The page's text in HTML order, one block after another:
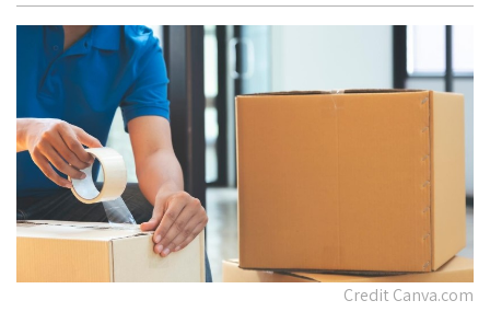
Credit Canva.com